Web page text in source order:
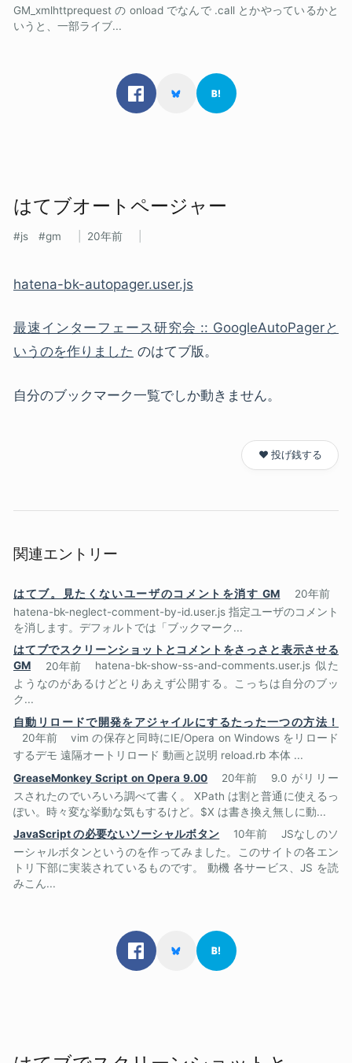
GM_xmlhttprequest の onload でなんで .call とかやっているかと
いうと、一部ライブ...
はてブオートページャー
js gm 20年前
hatena-bk-autopager.user.js
最速インターフェース研究会 :: GoogleAutoPagerと
いうのを作りました のはてブ版。
自分のブックマーク一覧でしか動きません。
❤️ 投げ銭する
関連エントリー
はてブ。見たくないユーザのコメントを消す GM
20年前
hatena-bk-neglect-comment-by-id.user.js 指定ユーザのコメント
を消します。デフォルトでは「ブックマーク...
はてブでスクリーンショットとコメントをさっさと表示させる
GM
20年前
hatena-bk-show-ss-and-comments.user.js 似た
ようなのがあるけどとりあえず公開する。こっちは自分のブッ
ク...
自動リロードで開発をアジャイルにするたった一つの方法！
20年前
vim の保存と同時にIE/Opera on Windows をリロード
するデモ 遠隔オートリロード 動画と説明 reload.rb 本体 ...
GreaseMonkey Script on Opera 9.00
20年前
9.0 がリリー
スされたのでいろいろ調べて書く。 XPath は割と普通に使えるっ
ぽい。時々変な挙動な気もするけど。$X は書き換え無しに動...
JavaScript の必要ないソーシャルボタン
10年前
JSなしのソ
ーシャルボタンというのを作ってみました。このサイトの各エン
トリ下部に実装されているものです。 動機 各サービス、JS を読
みこん...